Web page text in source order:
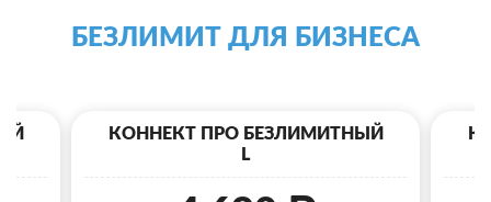
БЕЗЛИМИТ ДЛЯ БИЗНЕСА
КОННЕКТ ПРО БЕЗЛИМИТНЫЙ
L